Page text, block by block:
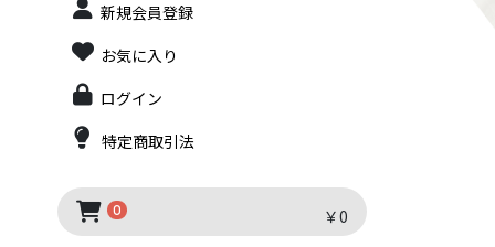
新規会員登録
お気に入り
ログイン
特定商取引法
0 ￥0